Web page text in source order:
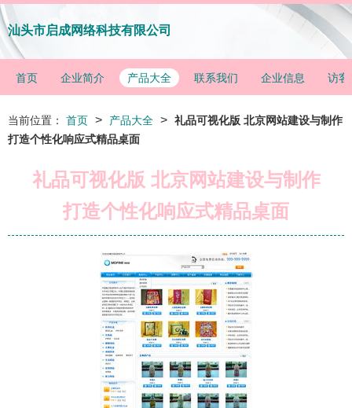
汕头市启成网络科技有限公司
首页 企业简介 产品大全 联系我们 企业信息 访客
当前位置： 首页 > 产品大全 > 礼品可视化版 北京网站建设与制作
打造个性化响应式精品桌面
礼品可视化版 北京网站建设与制作
打造个性化响应式精品桌面